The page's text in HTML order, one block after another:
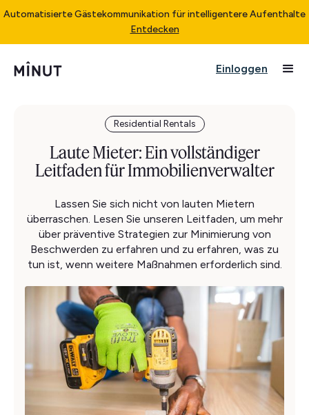
Automatisierte Gästekommunikation für intelligentere Aufenthalte
Entdecken
Einloggen
Residential Rentals
Laute Mieter: Ein vollständiger
Leitfaden für Immobilienverwalter
Lassen Sie sich nicht von lauten Mietern
überraschen. Lesen Sie unseren Leitfaden, um mehr
über präventive Strategien zur Minimierung von
Beschwerden zu erfahren und zu erfahren, was zu
tun ist, wenn weitere Maßnahmen erforderlich sind.